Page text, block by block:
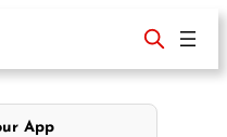
App